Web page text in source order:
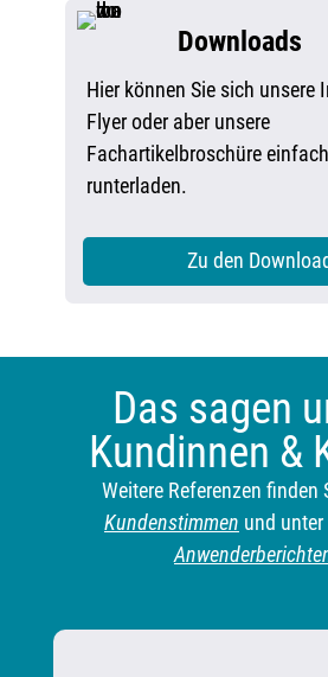
Downloads
Hier können Sie sich unsere
Flyer oder aber unsere
Fachartikelbroschüre
runterladen.
Zu den
Das sagen
Kundinnen &
Weitere Referenzen finden
Kundenstimmen und unter